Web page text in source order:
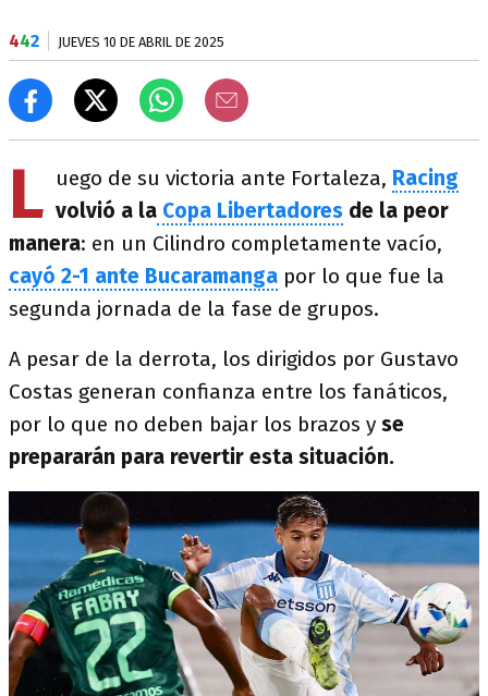
442 JUEVES 10 DE ABRIL DE 2025
L uego de su victoria ante Fortaleza, Racing
volvió a la Copa Libertadores de la peor
manera: en un Cilindro completamente vacío,
cayó 2-1 ante Bucaramanga por lo que fue la
segunda jornada de la fase de grupos.
A pesar de la derrota, los dirigidos por Gustavo
Costas generan confianza entre los fanáticos,
por lo que no deben bajar los brazos y se
prepararán para revertir esta situación.